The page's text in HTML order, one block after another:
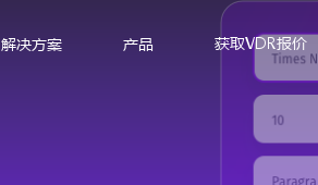
解决方案 产品 获取VDR报价